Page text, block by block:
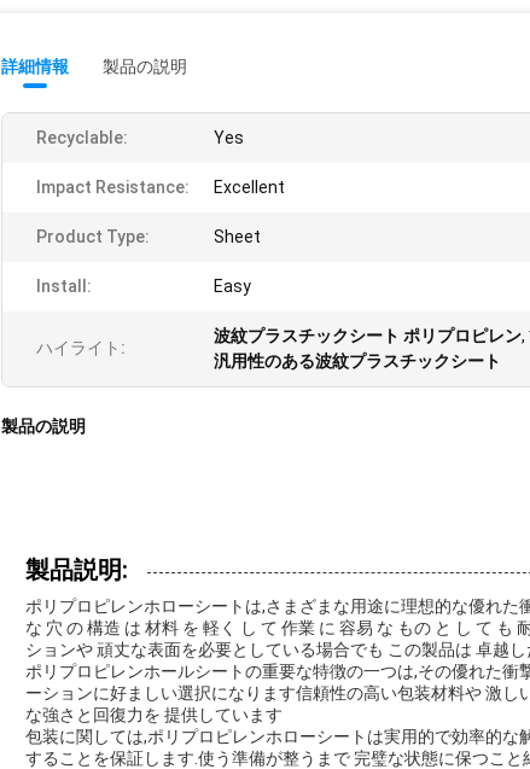
詳細情報 製品の説明
Recyclable: Yes
Impact Resistance: Excellent
Product Type: Sheet
Install: Easy
ハイライト:
波紋プラスチックシート ポリプロピレン,
汎用性のある波紋プラスチックシート
製品の説明
製品説明:
ポリプロピレンホローシートは,さまざまな用途に理想的な優れ
な 穴 の 構造 は 材料 を 軽く し て 作業 に 容易 な もの と し て
ションや 頑丈な表面を必要としている場合でも この製品は 卓越
ポリプロピレンホールシートの重要な特徴の一つは,その優れた
ーションに好ましい選択になります信頼性の高い包装材料や 激
な強さと回復力を 提供しています
包装に関しては,ポリプロピレンホローシートは実用的で効率的
することを保証します.使う準備が整うまで 完璧な状態に保つこ